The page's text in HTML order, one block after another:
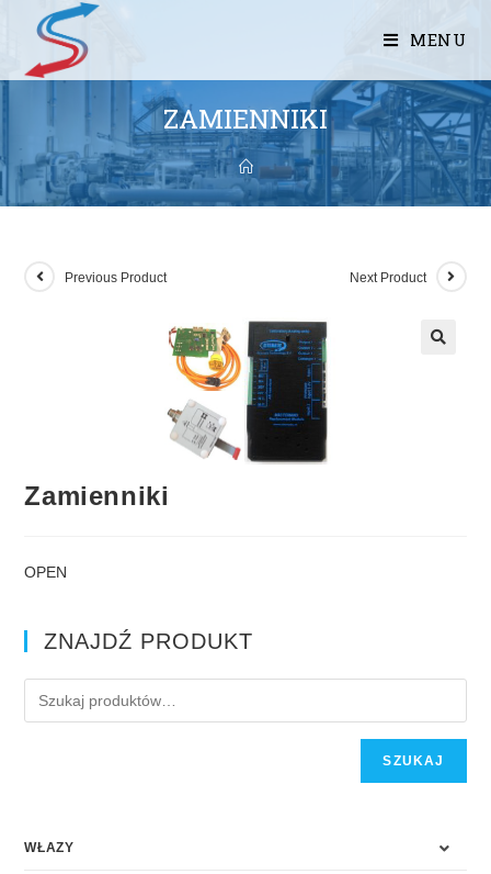
MENU
ZAMIENNIKI
Previous Product Next Product
Zamienniki
OPEN
ZNAJDŹ PRODUKT
SZUKAJ
WŁAZY